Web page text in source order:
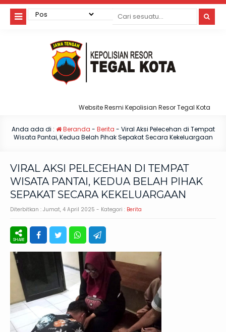
Website Resmi Kepolisian Resor Tegal Kota
Anda ada di : Beranda - Berita - Viral Aksi Pelecehan di Tempat
Wisata Pantai, Kedua Belah Pihak Sepakat Secara Kekeluargaan
VIRAL AKSI PELECEHAN DI TEMPAT
WISATA PANTAI, KEDUA BELAH PIHAK
SEPAKAT SECARA KEKELUARGAAN
Diterbitkan : Jumat, 4 April 2025 - Kategori : Berita